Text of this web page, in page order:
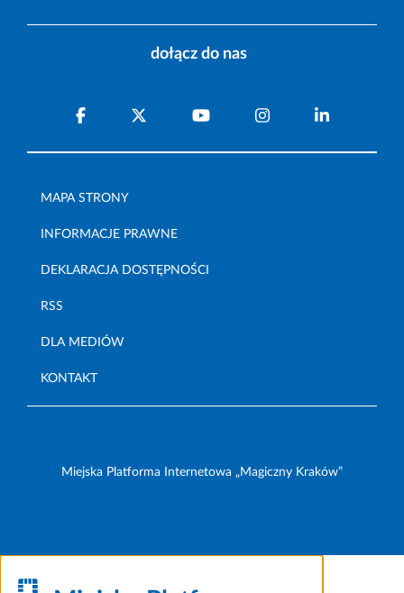
dołącz do nas
MAPA STRONY
INFORMACJE PRAWNE
DEKLARACJA DOSTĘPNOŚCI
RSS
DLA MEDIÓW
KONTAKT
Miejska Platforma Internetowa „Magiczny Kraków”